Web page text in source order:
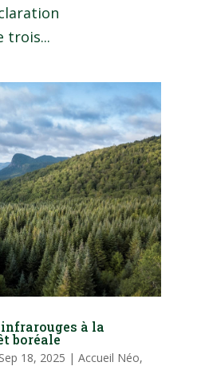
trois...
à la
boréale
Sep 18, 2025 | Accueil Néo,